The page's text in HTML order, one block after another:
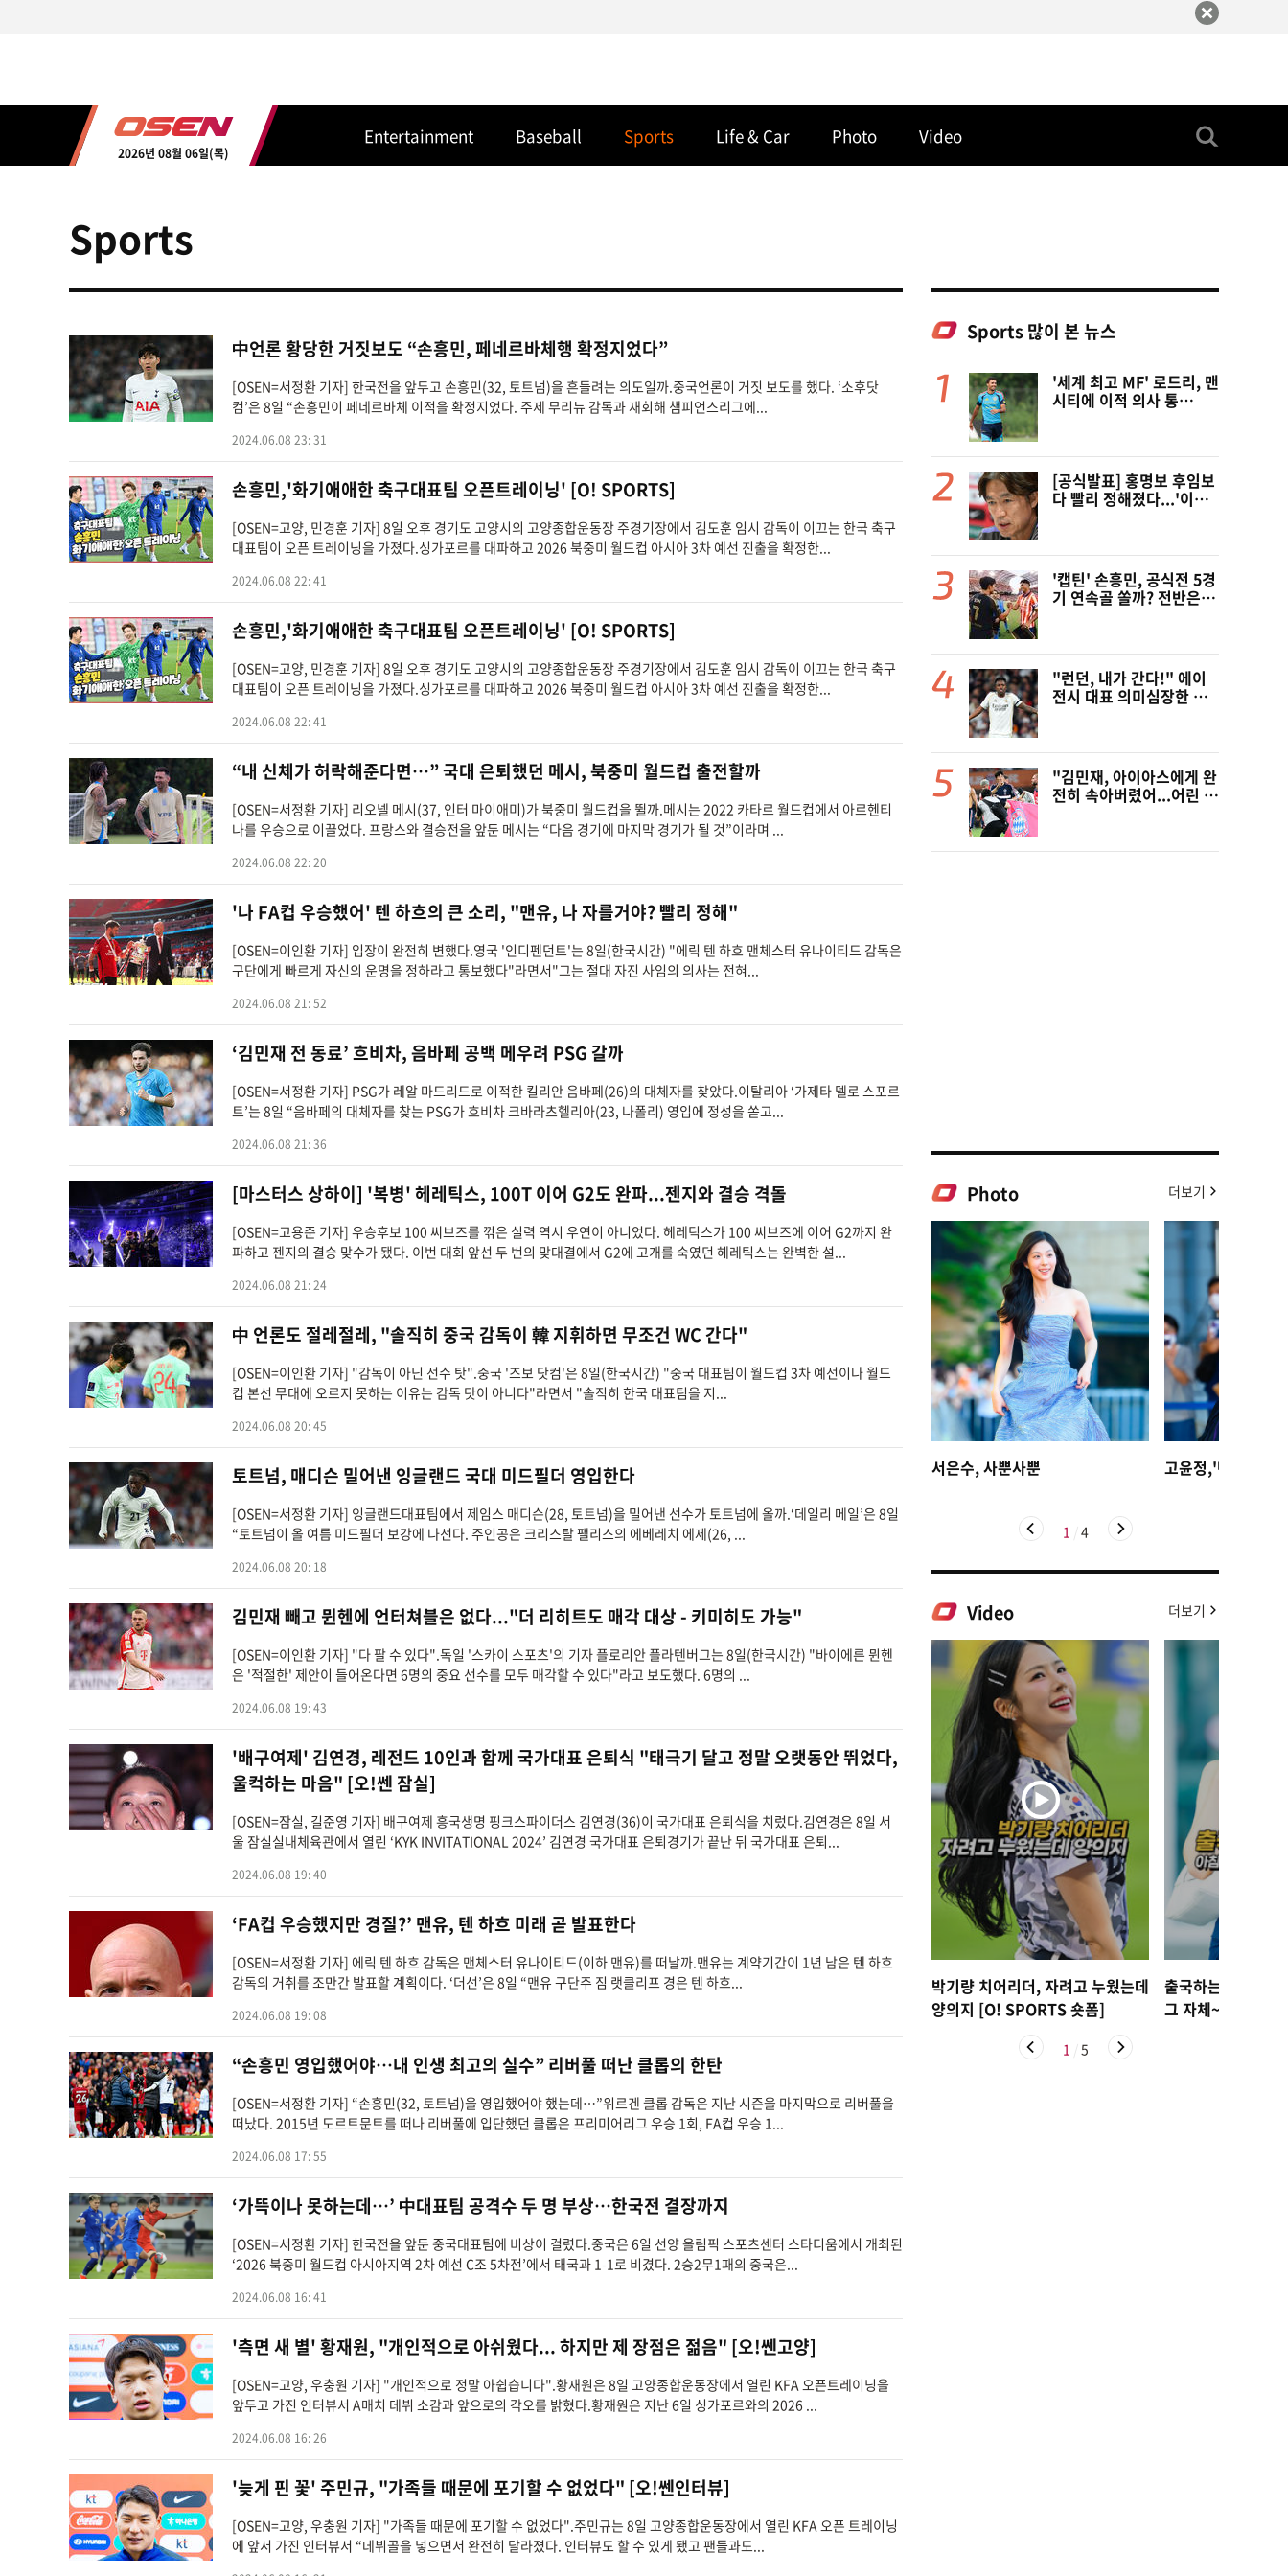
2026년 08월 06일(목)
Entertainment Baseball Sports Life & Car Photo Video
Sports
中언론 황당한 거짓보도 “손흥민, 페네르바체행 확정지었다”
[OSEN=서정환 기자] 한국전을 앞두고 손흥민(32, 토트넘)을 흔들려는 의도일까.중국언론이 거짓 보도를 했다. ‘소후닷
컴’은 8일 “손흥민이 페네르바체 이적을 확정지었다. 주제 무리뉴 감독과 재회해 챔피언스리그에...
2024.06.08 23: 31
손흥민,'화기애애한 축구대표팀 오픈트레이닝' [O! SPORTS]
[OSEN=고양, 민경훈 기자] 8일 오후 경기도 고양시의 고양종합운동장 주경기장에서 김도훈 임시 감독이 이끄는 한국 축구
대표팀이 오픈 트레이닝을 가졌다.싱가포르를 대파하고 2026 북중미 월드컵 아시아 3차 예선 진출을 확정한...
2024.06.08 22: 41
손흥민,'화기애애한 축구대표팀 오픈트레이닝' [O! SPORTS]
[OSEN=고양, 민경훈 기자] 8일 오후 경기도 고양시의 고양종합운동장 주경기장에서 김도훈 임시 감독이 이끄는 한국 축구
대표팀이 오픈 트레이닝을 가졌다.싱가포르를 대파하고 2026 북중미 월드컵 아시아 3차 예선 진출을 확정한...
2024.06.08 22: 41
“내 신체가 허락해준다면…” 국대 은퇴했던 메시, 북중미 월드컵 출전할까
[OSEN=서정환 기자] 리오넬 메시(37, 인터 마이애미)가 북중미 월드컵을 뛸까.메시는 2022 카타르 월드컵에서 아르헨티
나를 우승으로 이끌었다. 프랑스와 결승전을 앞둔 메시는 “다음 경기에 마지막 경기가 될 것”이라며 ...
2024.06.08 22: 20
'나 FA컵 우승했어' 텐 하흐의 큰 소리, "맨유, 나 자를거야? 빨리 정해"
[OSEN=이인환 기자] 입장이 완전히 변했다.영국 '인디펜던트'는 8일(한국시간) "에릭 텐 하흐 맨체스터 유나이티드 감독은
구단에게 빠르게 자신의 운명을 정하라고 통보했다"라면서"그는 절대 자진 사임의 의사는 전혀...
2024.06.08 21: 52
‘김민재 전 동료’ 흐비차, 음바페 공백 메우려 PSG 갈까
[OSEN=서정환 기자] PSG가 레알 마드리드로 이적한 킬리안 음바페(26)의 대체자를 찾았다.이탈리아 ‘가제타 델로 스포르
트’는 8일 “음바페의 대체자를 찾는 PSG가 흐비차 크바라츠헬리아(23, 나폴리) 영입에 정성을 쏟고...
2024.06.08 21: 36
[마스터스 상하이] '복병' 헤레틱스, 100T 이어 G2도 완파...젠지와 결승 격돌
[OSEN=고용준 기자] 우승후보 100 씨브즈를 꺾은 실력 역시 우연이 아니었다. 헤레틱스가 100 씨브즈에 이어 G2까지 완
파하고 젠지의 결승 맞수가 됐다. 이번 대회 앞선 두 번의 맞대결에서 G2에 고개를 숙였던 헤레틱스는 완벽한 설...
2024.06.08 21: 24
中 언론도 절레절레, "솔직히 중국 감독이 韓 지휘하면 무조건 WC 간다"
[OSEN=이인환 기자] "감독이 아닌 선수 탓".중국 '즈보 닷컴'은 8일(한국시간) "중국 대표팀이 월드컵 3차 예선이나 월드
컵 본선 무대에 오르지 못하는 이유는 감독 탓이 아니다"라면서 "솔직히 한국 대표팀을 지...
2024.06.08 20: 45
토트넘, 매디슨 밀어낸 잉글랜드 국대 미드필더 영입한다
[OSEN=서정환 기자] 잉글랜드대표팀에서 제임스 매디슨(28, 토트넘)을 밀어낸 선수가 토트넘에 올까.‘데일리 메일’은 8일
“토트넘이 올 여름 미드필더 보강에 나선다. 주인공은 크리스탈 팰리스의 에베레치 에제(26, ...
2024.06.08 20: 18
김민재 빼고 뮌헨에 언터쳐블은 없다..."더 리히트도 매각 대상 - 키미히도 가능"
[OSEN=이인환 기자] "다 팔 수 있다".독일 '스카이 스포츠'의 기자 플로리안 플라텐버그는 8일(한국시간) "바이에른 뮌헨
은 '적절한' 제안이 들어온다면 6명의 중요 선수를 모두 매각할 수 있다"라고 보도했다. 6명의 ...
2024.06.08 19: 43
'배구여제' 김연경, 레전드 10인과 함께 국가대표 은퇴식 "태극기 달고 정말 오랫동안 뛰었다,
울컥하는 마음" [오!쎈 잠실]
[OSEN=잠실, 길준영 기자] 배구여제 흥국생명 핑크스파이더스 김연경(36)이 국가대표 은퇴식을 치렀다.김연경은 8일 서
울 잠실실내체육관에서 열린 ‘KYK INVITATIONAL 2024’ 김연경 국가대표 은퇴경기가 끝난 뒤 국가대표 은퇴...
2024.06.08 19: 40
‘FA컵 우승했지만 경질?’ 맨유, 텐 하흐 미래 곧 발표한다
[OSEN=서정환 기자] 에릭 텐 하흐 감독은 맨체스터 유나이티드(이하 맨유)를 떠날까.맨유는 계약기간이 1년 남은 텐 하흐
감독의 거취를 조만간 발표할 계획이다. ‘더선’은 8일 “맨유 구단주 짐 랫클리프 경은 텐 하흐...
2024.06.08 19: 08
“손흥민 영입했어야…내 인생 최고의 실수” 리버풀 떠난 클롭의 한탄
[OSEN=서정환 기자] “손흥민(32, 토트넘)을 영입했어야 했는데…”위르겐 클롭 감독은 지난 시즌을 마지막으로 리버풀을
떠났다. 2015년 도르트문트를 떠나 리버풀에 입단했던 클롭은 프리미어리그 우승 1회, FA컵 우승 1...
2024.06.08 17: 55
‘가뜩이나 못하는데…’ 中대표팀 공격수 두 명 부상…한국전 결장까지
[OSEN=서정환 기자] 한국전을 앞둔 중국대표팀에 비상이 걸렸다.중국은 6일 선양 올림픽 스포츠센터 스타디움에서 개최된
‘2026 북중미 월드컵 아시아지역 2차 예선 C조 5차전’에서 태국과 1-1로 비겼다. 2승2무1패의 중국은...
2024.06.08 16: 41
'측면 새 별' 황재원, "개인적으로 아쉬웠다... 하지만 제 장점은 젊음" [오!쎈고양]
[OSEN=고양, 우충원 기자] "개인적으로 정말 아쉽습니다".황재원은 8일 고양종합운동장에서 열린 KFA 오픈트레이닝을
앞두고 가진 인터뷰서 A매치 데뷔 소감과 앞으로의 각오를 밝혔다.황재원은 지난 6일 싱가포르와의 2026 ...
2024.06.08 16: 26
'늦게 핀 꽃' 주민규, "가족들 때문에 포기할 수 없었다" [오!쎈인터뷰]
[OSEN=고양, 우충원 기자] "가족들 때문에 포기할 수 없었다".주민규는 8일 고양종합운동장에서 열린 KFA 오픈 트레이닝
에 앞서 가진 인터뷰서 “데뷔골을 넣으면서 완전히 달라졌다. 인터뷰도 할 수 있게 됐고 팬들과도...
Sports 많이 본 뉴스
'세계 최고 MF' 로드리, 맨
시티에 이적 의사 통
[공식발표] 홍명보 후임보
다 빨리 정해졌다...'이례
A매치 에콰도르·우루과이
와 2연전
'캡틴' 손흥민, 공식전 5경
기 연속골 쏠까? 전반은 잠
종료
"런던, 내가 간다!" 에이
전시 대표 의미심장한 예
"김민재, 아이아스에게 완
전히 속아버렸어...어린 선
Photo 더보기
서은수, 사뿐사뿐 고윤정,'탄성을 자
1 4
Video 더보기
박기량 치어리더, 자려고 누웠는데
양의지 [O! SPORTS 숏폼]
출국하는 박규영,
그 자체~ [O!
1 5